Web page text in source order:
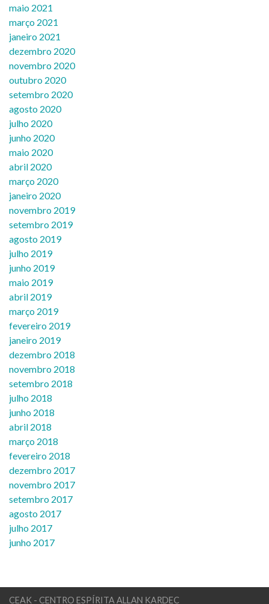
maio 2021
março 2021
janeiro 2021
dezembro 2020
novembro 2020
outubro 2020
setembro 2020
agosto 2020
julho 2020
junho 2020
maio 2020
abril 2020
março 2020
janeiro 2020
novembro 2019
setembro 2019
agosto 2019
julho 2019
junho 2019
maio 2019
abril 2019
março 2019
fevereiro 2019
janeiro 2019
dezembro 2018
novembro 2018
setembro 2018
julho 2018
junho 2018
abril 2018
março 2018
fevereiro 2018
dezembro 2017
novembro 2017
setembro 2017
agosto 2017
julho 2017
junho 2017
CEAK - CENTRO ESPÍRITA ALLAN KARDEC